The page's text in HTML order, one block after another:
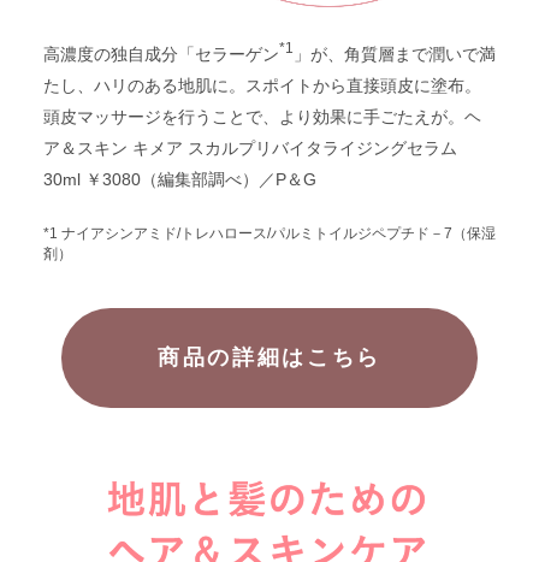
高濃度の独自成分「セラーゲン*1 」が、角質層まで潤いで満
たし、ハリのある地肌に。スポイトから直接頭皮に塗布。
頭皮マッサージを行うことで、より効果に手ごたえが。 ヘ
ア＆スキン キメア スカルプリバイタライジングセラム
30ml ￥3080（編集部調べ）／P＆G
*1 ナイアシンアミド/トレハロース/パルミトイルジペプチド－7（保湿
剤）
商品の詳細はこちら